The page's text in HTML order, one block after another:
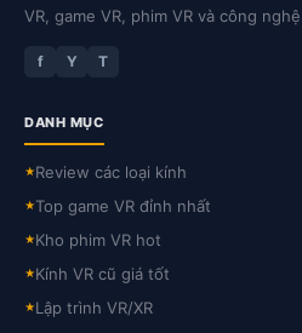
VR, game VR, phim VR và công
f Y T
DANH MỤC
★Review các loại kính
★Top game VR đỉnh nhất
★Kho phim VR hot
★Kính VR cũ giá tốt
★Lập trình VR/XR